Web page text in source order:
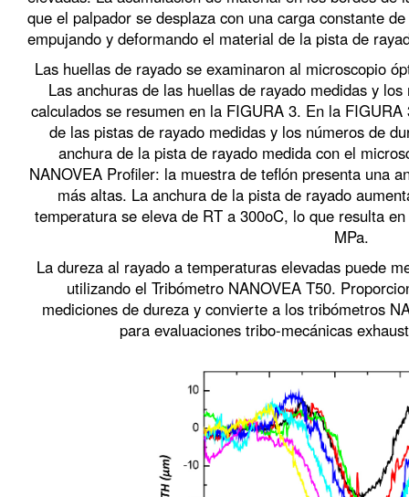
que el palpador se desplaza con una carga constante
empujando y deformando el material de la pista de
Las huellas de rayado se examinaron al microscopio
Las anchuras de las huellas de rayado medidas y
calculados se resumen en la FIGURA 3. En la
de las pistas de rayado medidas y los números de
anchura de la pista de rayado medida con el
NANOVEA Profiler: la muestra de teflón presenta una
más altas. La anchura de la pista de rayado
temperatura se eleva de RT a 300oC, lo que resulta
MPa.
La dureza al rayado a temperaturas elevadas puede
utilizando el Tribómetro NANOVEA T50.
mediciones de dureza y convierte a los tribómetros
para evaluaciones tribo-mecánicas